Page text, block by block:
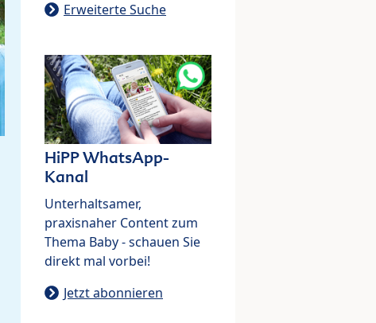
Erweiterte Suche
HiPP WhatsApp-
Kanal
Unterhaltsamer,
praxisnaher Content zum
Thema Baby - schauen Sie
direkt mal vorbei!
Jetzt abonnieren